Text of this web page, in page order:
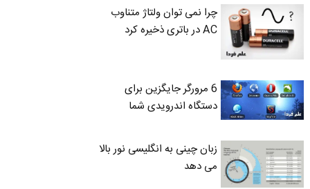
چرا نمی توان ولتاژ متناوب
AC در باتری ذخیره کرد
6 مرورگر جایگزین برای
دستگاه اندرویدی شما
زبان چینی به انگلیسی نور بالا
می دهد